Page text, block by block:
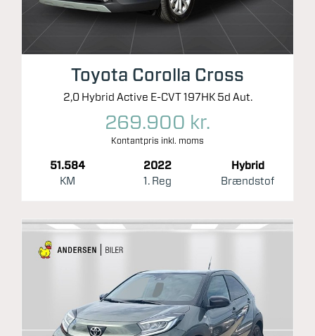
Toyota Corolla Cross
2,0 Hybrid Active E-CVT 197HK 5d Aut.
269.900 kr.
Kontantpris inkl. moms
51.584
KM
2022
1. Reg
Hybrid
Brændstof